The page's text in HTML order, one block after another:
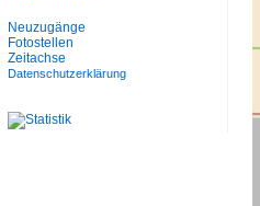
Neuzugänge
Fotostellen
Zeitachse
Datenschutzerklärung